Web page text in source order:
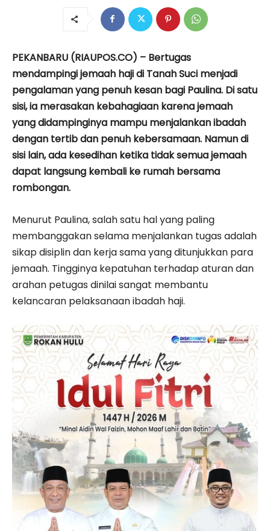
PEKANBARU (RIAUPOS.CO) – Bertugas
mendampingi jemaah haji di Tanah Suci menjadi
pengalaman yang penuh kesan bagi Paulina. Di satu
sisi, ia merasakan kebahagiaan karena jemaah
yang didampinginya mampu menjalankan ibadah
dengan tertib dan penuh kebersamaan. Namun di
sisi lain, ada kesedihan ketika tidak semua jemaah
dapat langsung kembali ke rumah bersama
rombongan.
Menurut Paulina, salah satu hal yang paling
membanggakan selama menjalankan tugas adalah
sikap disiplin dan kerja sama yang ditunjukkan para
jemaah. Tingginya kepatuhan terhadap aturan dan
arahan petugas dinilai sangat membantu
kelancaran pelaksanaan ibadah haji.